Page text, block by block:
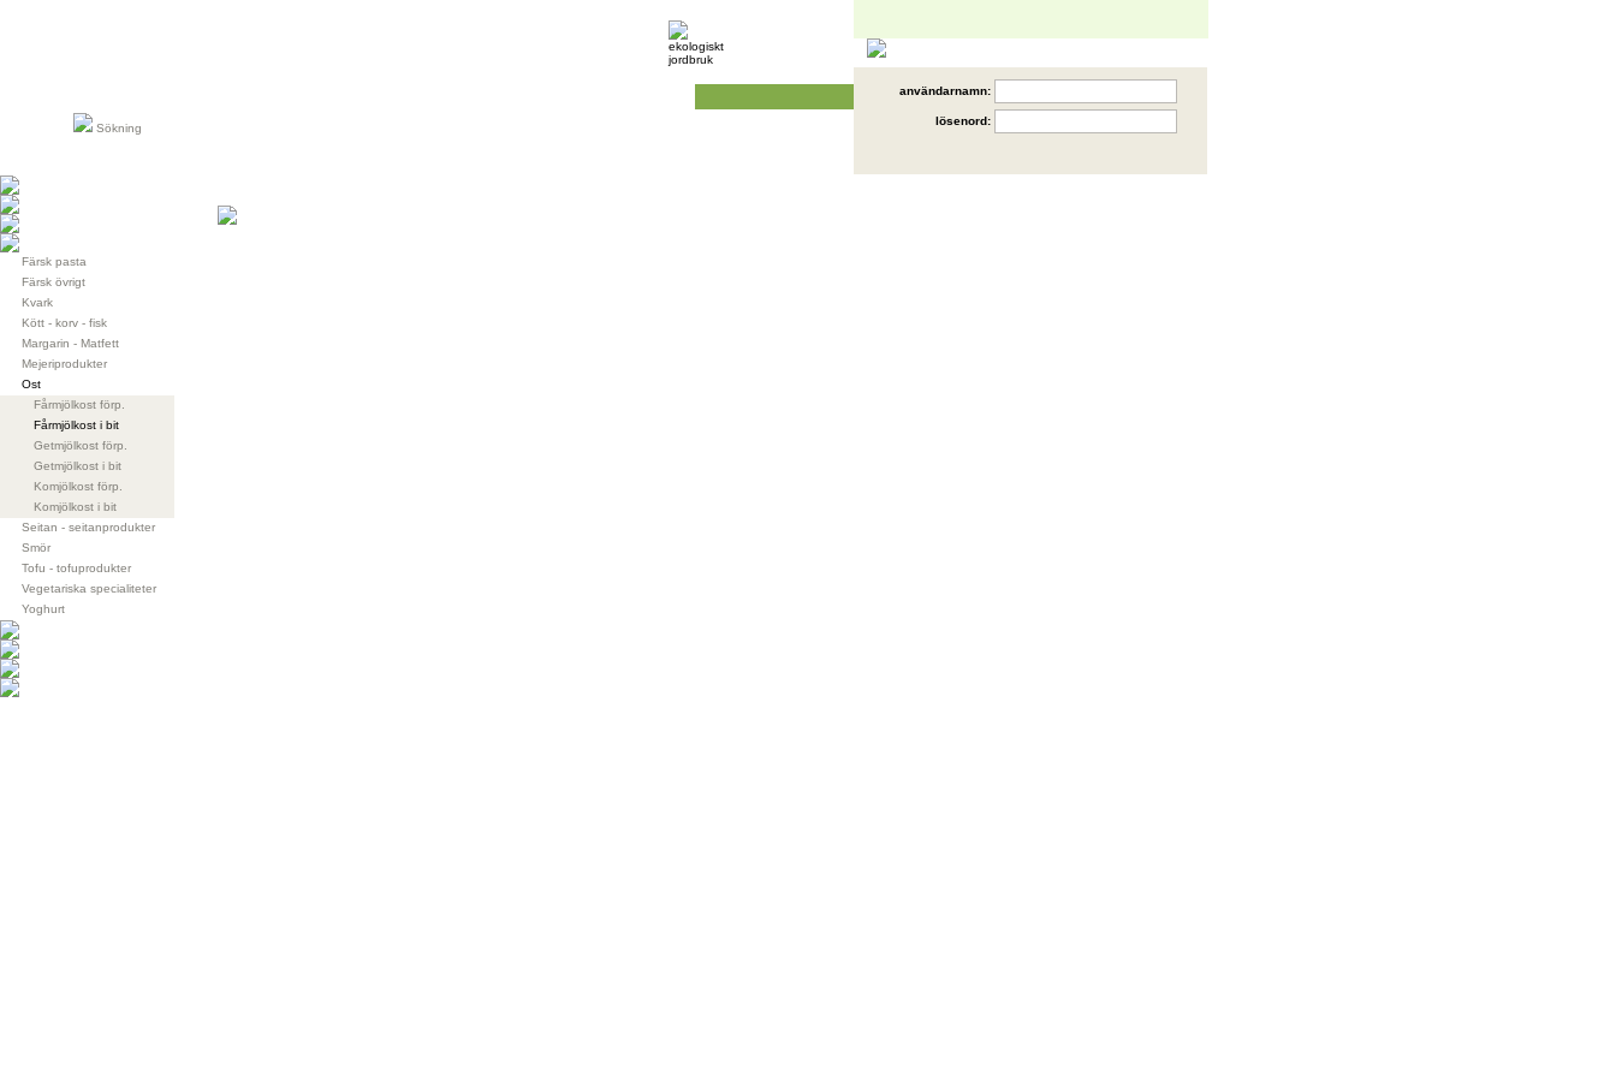
Sökning
användarnamn:
lösenord:
Färsk pasta
Färsk övrigt
Kvark
Kött - korv - fisk
Margarin - Matfett
Mejeriprodukter
Ost
Fårmjölkost förp.
Fårmjölkost i bit
Getmjölkost förp.
Getmjölkost i bit
Komjölkost förp.
Komjölkost i bit
Seitan - seitanprodukter
Smör
Tofu - tofuprodukter
Vegetariska specialiteter
Yoghurt